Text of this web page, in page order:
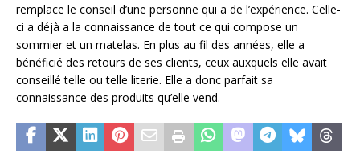
remplace le conseil d’une personne qui a de l’expérience. Celle-
ci a déjà a la connaissance de tout ce qui compose un
sommier et un matelas. En plus au fil des années, elle a
bénéficié des retours de ses clients, ceux auxquels elle avait
conseillé telle ou telle literie. Elle a donc parfait sa
connaissance des produits qu’elle vend.